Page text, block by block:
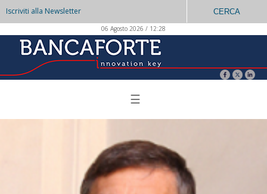
Iscriviti alla Newsletter CERCA
06 Agosto 2026 / 12:28
☰